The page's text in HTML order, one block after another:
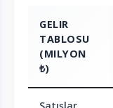
GELIR
TABLOSU
(MILYON
₺)